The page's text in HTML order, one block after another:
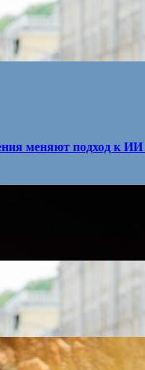
меняют подход к ИИ